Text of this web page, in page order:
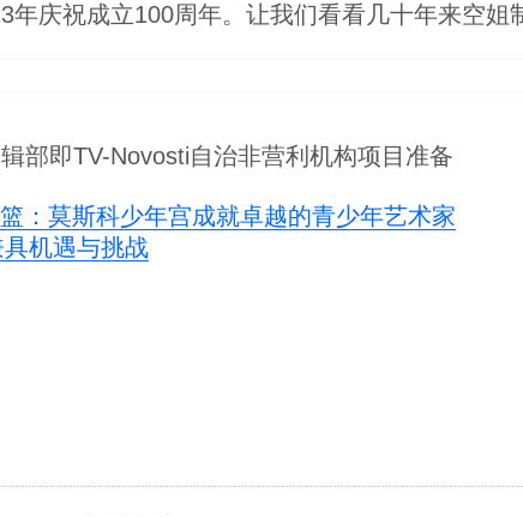
庆祝成立100周年。让我们看看几十年来空姐
部即TV-Novosti自治非营利机构项目准备
：莫斯科少年宫成就卓越的青少年艺术家
机遇与挑战